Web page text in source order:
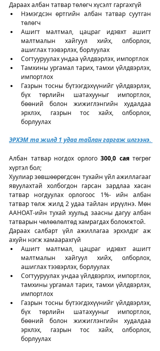
Дараах албан татвар төлөгч хүсэлт гаргахгүй
Нэмэгдсэн өртгийн албан татвар суутган
төлөгч
Ашигт малтмал, цацраг идэвхт ашигт
малтмалын хайгуул хийх, олборлох,
ашиглах тээвэрлэх, борлуулах
Согтууруулах ундаа үйлдвэрлэх, импортлох
Тамхины ургамал тарих, тамхи үйлдвэрлэх,
импортлох
Газрын тосны бүтээгдэхүүнийг үйлдвэрлэх,
бүх төрлийн шатахууныг импортлох,
бөөний болон жижиглэнгийн худалдаа
эрхлэх, газрын тос хайх, олборлох,
борлуулах
Албан татвар ногдох орлого 300,0 сая төгрөг
хүртэл бол;
Хуулиар зөвшөөрөгдсөн тухайн үйл ажиллагааг
явуулахтай холбогдон гарсан зардлаа хасан
татвар ногдуулах орлогоос 1%- ийн албан
татвар төлж жилд 2 удаа тайлан ирүүлнэ. Мөн
ААНОАТ-ийн тухай хуульд заасны дагуу албан
татварын чөлөөлөлтөд хамрагдах боломжтой.
Дараах салбарт үйл ажиллагаа эрхэлдэг аж
ахуйн нэгж хамаарахгүй
Ашигт малтмал, цацраг идэвхт ашигт
малтмалын хайгуул хийх, олборлох,
ашиглах тээвэрлэх, борлуулах
Согтууруулах ундаа үйлдвэрлэх, импортлох,
тамхины ургамал тарих, тамхи үйлдвэрлэх,
импортлох
Газрын тосны бүтээгдэхүүнийг үйлдвэрлэх,
бүх төрлийн шатахууныг импортлох,
бөөний болон жижиглэнгийн худалдаа
эрхлэх, газрын тос хайх, олборлох,
борлуулах